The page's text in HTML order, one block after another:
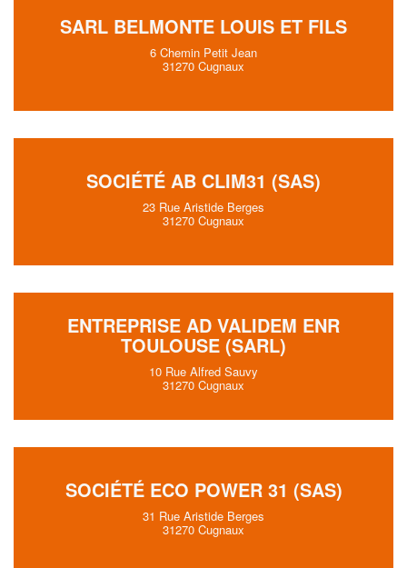
SARL BELMONTE LOUIS ET FILS
6 Chemin Petit Jean
31270 Cugnaux
SOCIÉTÉ AB CLIM31 (SAS)
23 Rue Aristide Berges
31270 Cugnaux
ENTREPRISE AD VALIDEM ENR
TOULOUSE (SARL)
10 Rue Alfred Sauvy
31270 Cugnaux
SOCIÉTÉ ECO POWER 31 (SAS)
31 Rue Aristide Berges
31270 Cugnaux